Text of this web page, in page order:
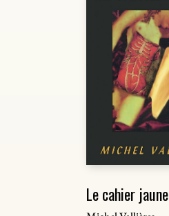
Le cahier jaune